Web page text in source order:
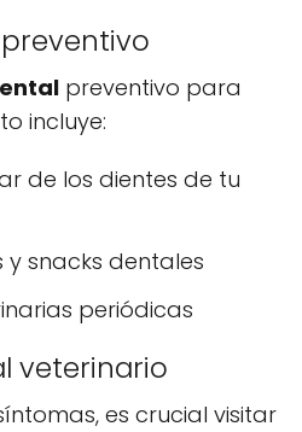
preventivo para
incluye:
de los dientes de tu
y snacks dentales
periódicas
veterinario
es crucial visitar